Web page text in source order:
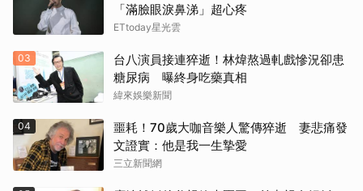
「滿臉眼淚鼻涕」超心疼
ETtoday星光雲
03
台八演員接連猝逝！林煒熬過軋戲慘況卻患
糖尿病 曝終身吃藥真相
緯來娛樂新聞
04
噩耗！70歲大咖音樂人驚傳猝逝 妻悲痛發
文證實：他是我一生摯愛
三立新聞網